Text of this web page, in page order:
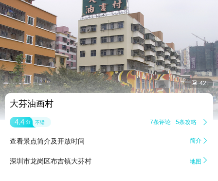
 42
大芬油画村
4.4 分 不错 7条评论 5条攻略 
查看景点简介及开放时间 简介 
深圳市龙岗区布吉镇大芬村 地图 
